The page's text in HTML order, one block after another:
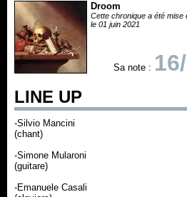
Droom
Cette chronique a été mise
le 01 juin 2021
Sa note :
LINE UP
-Silvio Mancini
(chant)
-Simone Mularoni
(guitare)
-Emanuele Casali